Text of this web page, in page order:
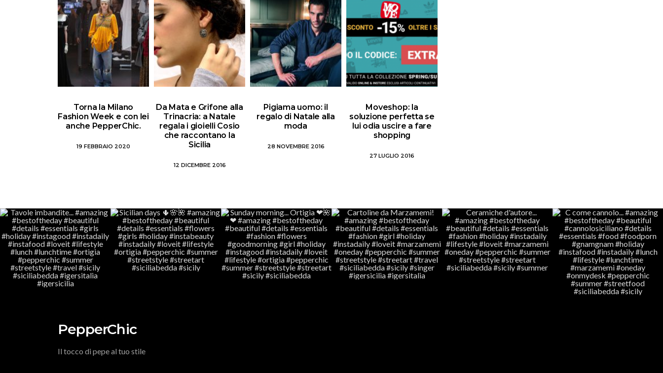
Torna la Milano
Fashion Week e con lei
anche PepperChic.
19 FEBBRAIO 2020
Da Mata e Grifone alla
Trinacria: a Natale
regala i gioielli Cosio
che raccontano la
Sicilia
12 DICEMBRE 2016
Pigiama uomo: il
regalo di Natale alla
moda
28 NOVEMBRE 2016
Moveshop: la
soluzione perfetta se
lui odia uscire a fare
shopping
27 LUGLIO 2016
PepperChic
Il tocco di pepe al tuo stile